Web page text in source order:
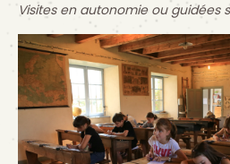
Visites en autonomie ou guidées